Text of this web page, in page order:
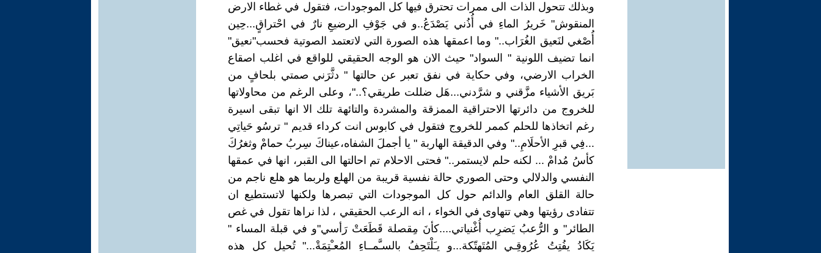
وبذلك تتحول الذات الى ممرات تحترق فيها كل الموجودات، فتقول في غطاء الارض
المنقوش" خَريرُ الماءِ في أُذُني يَصْدَعُ..و في جَوْفِ الرضيعِ نارٌ في احْتراقٍ...حِين
أُصْغي لنَعيق الغُرَاب.." وما اعمقها هذه الصورة التي لاتعتمد الصوتية فحسب"نعيق"
انما تضيف اللونية " السواد" حيث الان هو الوجه الحقيقي للواقع في اغلب اصقاع
الخراب الارضي، وفي حكاية في نفق تعبر عن حالتها " دثَّرَني صمتي بلحافٍ من
بَريق الأشياء مزَّقني و شرَّدني...هَل ضللت طريقي؟.."، وعلى الرغم من محاولاتها
للخروج من دائرتها الاحتراقية الممزقة والمشردة والتائهة تلك الا انها تبقى اسيرة
رغم اتخاذها للحلم كممر للخروج فتقول في كابوس انت كرداء قديم " ترسُو حَياتِي
...فِي قبرِ الأحلَامِ.." وفي الدقيقة الهاربة " يا أجملَ الشفاه،عيناكَ سِربُ حمامْ وثغرُكَ
كأسُ مُدامْ ... لكنه حلم لايستمر.." فحتى الاحلام تم احالتها الى القبر، انها في عمقها
النفسي والدلالي وحتى الصوري حالة نفسية قريبة من الهلع ولربما هو هلع ناجم من
حالة القلق العام والدائم حول كل الموجودات التي تبصرها ولكنها لاتستطيع ان
تتفادى رؤيتها وهي تتهاوى في الخواء ، انه الرعب الحقيقي ، لذا نراها تقول في غص
الطائر" و الرُّعبُ يَضرِب أُغْنياتي....كأنَ مِقصلة قَطَعَتْ رَأسي"و في قبلة المساء "
يَكَادُ يفُتِتُ عُرُوقِـي المُتَهتّكة...و يـَلْتَحِفُ بالسـَّمــاءِ المُعـْتِمَةْ..." تُحيل كل هذه